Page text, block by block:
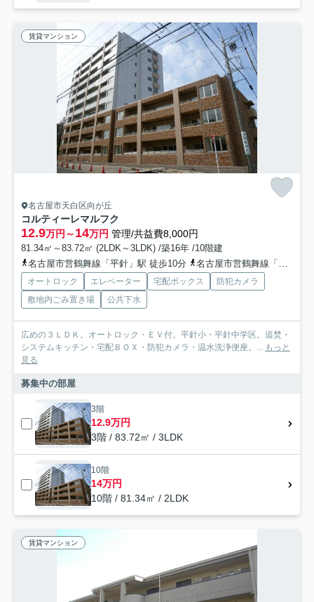
賃貸マンション
名古屋市天白区向が丘
コルティーレマルフク
12.9万円～14万円 管理/共益費8,000円
81.34㎡～83.72㎡ (2LDK～3LDK) /築16年 /10階建
名古屋市営鶴舞線「平針」駅 徒歩10分
名古屋市営鶴舞線「原」駅 徒歩19分
オートロック エレベーター 宅配ボックス
防犯カメラ
敷地内ごみ置き場
公共下水
広めの３ＬＤＫ。オートロック・ＥＶ付。平針小・平針中学区。追焚・
システムキッチン・宅配ＢＯＸ・防犯カメラ・温水洗浄便座。... もっと
見る
募集中の部屋
3階
12.9万円
3階 / 83.72㎡ / 3LDK
10階
14万円
10階 / 81.34㎡ / 2LDK
賃貸マンション